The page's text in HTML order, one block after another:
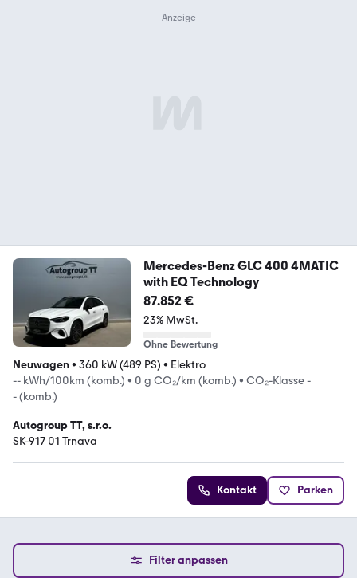
Mercedes-Benz GLC 400 4MATIC
with EQ Technology
87.852 €
23% MwSt.
Ohne Bewertung
Neuwagen• 360 kW (489 PS) • Elektro
-- kWh/100km (komb.) • 0 g CO₂/km (komb.) • CO₂-Klasse -
- (komb.)
Autogroup TT, s.r.o.
SK-917 01 Trnava
Kontakt Parken
Filter anpassen